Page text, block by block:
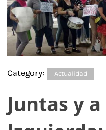
Category: Actualidad
Juntas y